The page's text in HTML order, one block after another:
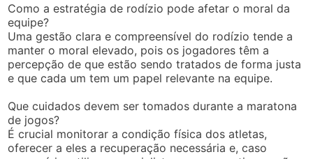
Como a estratégia de rodízio pode afetar o moral da
equipe?
Uma gestão clara e compreensível do rodízio tende a
manter o moral elevado, pois os jogadores têm a
percepção de que estão sendo tratados de forma justa
e que cada um tem um papel relevante na equipe.
Que cuidados devem ser tomados durante a maratona
de jogos?
É crucial monitorar a condição física dos atletas,
oferecer a eles a recuperação necessária e, caso